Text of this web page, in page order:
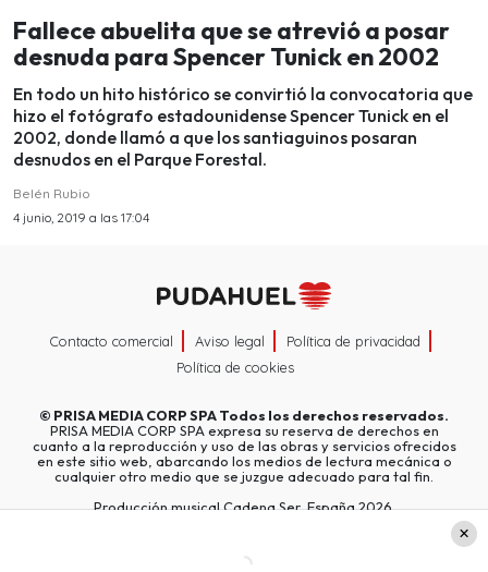
Fallece abuelita que se atrevió a posar
desnuda para Spencer Tunick en 2002
En todo un hito histórico se convirtió la convocatoria que
hizo el fotógrafo estadounidense Spencer Tunick en el
2002, donde llamó a que los santiaguinos posaran
desnudos en el Parque Forestal.
Belén Rubio
4 junio, 2019 a las 17:04
Contacto comercial Aviso legal
Política de privacidad
Política de cookies
© PRISA MEDIA CORP SPATodos los derechos reservados.
PRISA MEDIA CORP SPA expresa su reserva de derechos en
cuanto a la reproducción y uso de las obras y servicios ofrecidos
en este sitio web, abarcando los medios de lectura mecánica o
cualquier otro medio que se juzgue adecuado para tal fin.
Producción musical Cadena Ser, España 2026.